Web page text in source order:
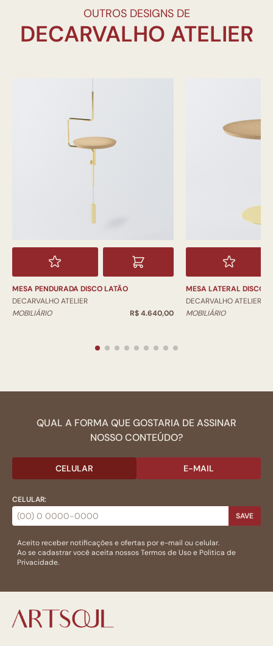
OUTROS DESIGNS DE
MESA PENDURADA DISCO LATÃO
DECARVALHO ATELIER
MOBILIÁRIO
R$ 4.640,00
MESA LATERAL DISCO
DECARVALHO ATELIER
MOBILIÁRIO
QUAL A FORMA QUE GOSTARIA DE ASSINAR
NOSSO CONTEÚDO?
CELULAR E-MAIL
CELULAR:
SAVE
Aceito receber notificações e ofertas por e-mail ou celular.
Ao se cadastrar você aceita nossosTermos de Usoe Politica de
Privacidade.